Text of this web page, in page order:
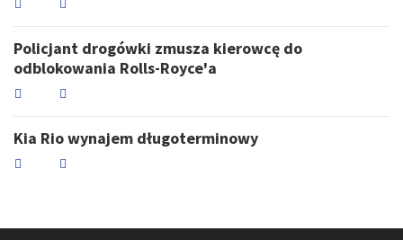
Policjant drogówki zmusza kierowcę do
odblokowania Rolls-Royce'a
Kia Rio wynajem długoterminowy